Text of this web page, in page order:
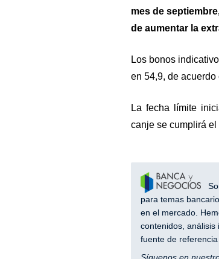
mes de
de aumentar la
Los bonos
en 54,9, de
La fecha límite
canje se cumplirá
para temas
en el mercado.
contenidos, análisis
fuente de